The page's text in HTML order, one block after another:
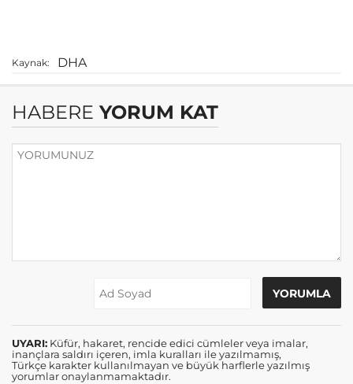
Kaynak: DHA
HABERE YORUM KAT
UYARI: Küfür, hakaret, rencide edici cümleler veya imalar,
inançlara saldırı içeren, imla kuralları ile yazılmamış,
Türkçe karakter kullanılmayan ve büyük harflerle yazılmış
yorumlar onaylanmamaktadır.